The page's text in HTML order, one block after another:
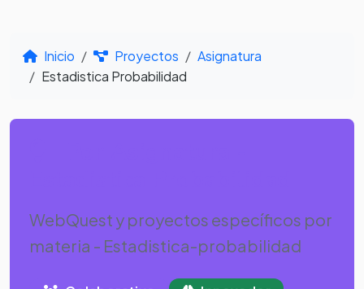
Inicio Proyectos
Asignatura
Estadistica Probabilidad
WebQuest y proyectos específicos por
materia - Estadistica-probabilidad